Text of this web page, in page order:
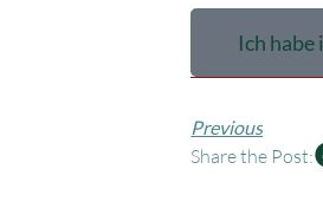
Ich habe
Previous
Share the Post: